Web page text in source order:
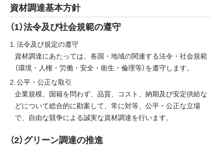
IR情報
採用情報
ニュース
イベント
お問い合わせ
資材調達基本方針
（1）法令及び社会規範の遵守
法令及び規定の遵守
資材調達にあたっては、各国・地域の関連する法令・社会規範
（環境・人権・労働・安全・衛生・倫理等）を遵守します。
公平・公正な取引
企業規模、国籍を問わず、品質、コスト、納期及び安定供給な
どについて総合的に勘案して、常に対等、公平・公正な立場
で、自由な競争による誠実な資材調達を行います。
（2）グリーン調達の推進